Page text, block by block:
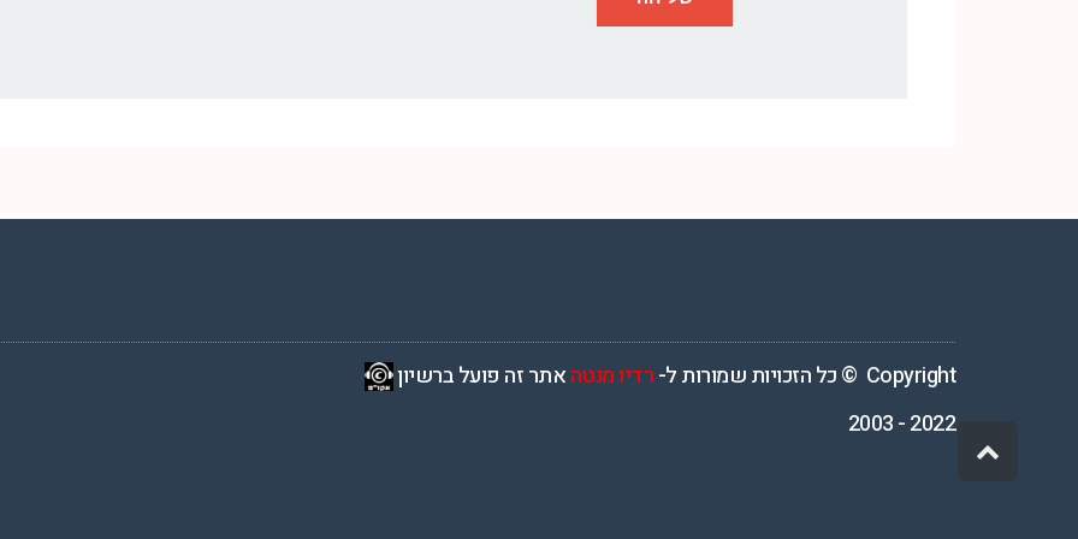
Copyright © כל הזכויות שמורות ל- רדיו מנטהאתר זה פועל ברשיון
2022 - 2003